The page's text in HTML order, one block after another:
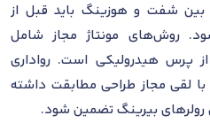
بین شفت و هوزینگ باید قبل از
روش‌های مونتاژ مجاز شامل
پرس هیدرولیکی است. رواداری
لقی مجاز طراحی مطابقت داشته
رولرهای بیرینگ تضمین شود.